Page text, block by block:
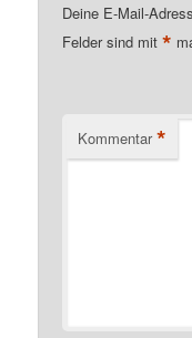
Deine E-Mail-
Felder sind mit*
Kommentar *